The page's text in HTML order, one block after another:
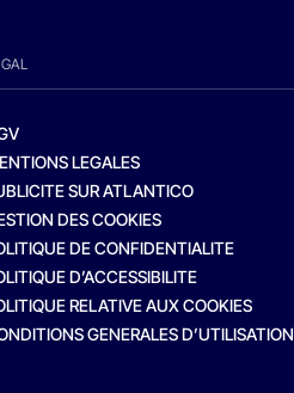
LEGALES
SUR ATLANTICO
DES COOKIES
DE CONFIDENTIALITE
D’ACCESSIBILITE
RELATIVE AUX COOKIES
GENERALES D’UTILISATION